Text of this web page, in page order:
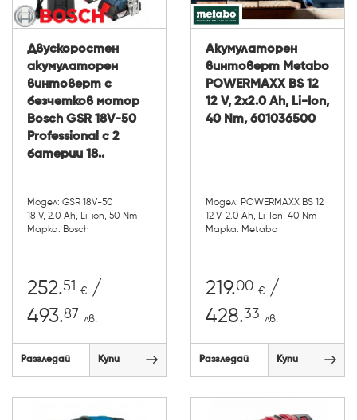
Двускоростен
акумулаторен
винтоверт с
безчетков мотор
Bosch GSR 18V-50
Professional с 2
батерии 18..
Модел: GSR 18V-50
18 V, 2.0 Ah, Li-ion, 50 Nm
Марка: Bosch
252.51 € /
493.87 лв.
Разгледай Купи
Акумулаторен
винтоверт Metabo
POWERMAXX BS 12
12 V, 2x2.0 Ah, Li-Ion,
40 Nm, 601036500
Модел: POWERMAXX BS 12
12 V, 2.0 Ah, Li-Ion, 40 Nm
Марка: Metabo
219.00 € /
428.33 лв.
Разгледай Купи